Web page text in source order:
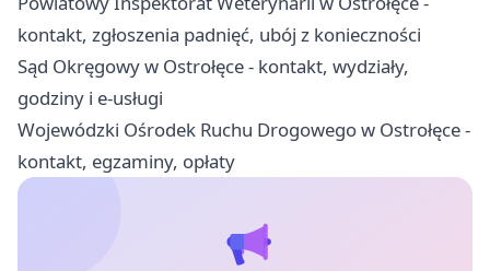
kontakt, zgłoszenia padnięć, ubój z konieczności
Sąd Okręgowy w Ostrołęce - kontakt, wydziały,
godziny i e-usługi
Wojewódzki Ośrodek Ruchu Drogowego w Ostrołęce -
kontakt, egzaminy, opłaty